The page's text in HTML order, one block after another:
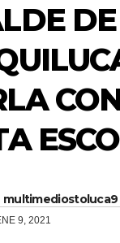
DE
multimediostoluca9
9, 2021